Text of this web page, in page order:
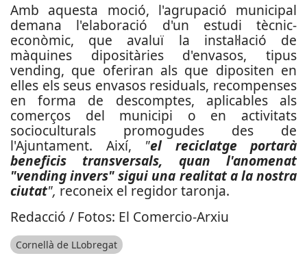
Amb aquesta moció, l'agrupació municipal
demana l'elaboració d'un estudi tècnic-
econòmic, que avaluï la instal·lació de
màquines dipositàries d'envasos, tipus
vending, que oferiran als que dipositen en
elles els seus envasos residuals, recompenses
en forma de descomptes, aplicables als
comerços del municipi o en activitats
socioculturals promogudes des de
l'Ajuntament. Així, "el reciclatge portarà
beneficis transversals, quan l'anomenat
"vending invers" sigui una realitat a la nostra
ciutat", reconeix el regidor taronja.
Redacció / Fotos: El Comercio-Arxiu
Cornellà de LLobregat